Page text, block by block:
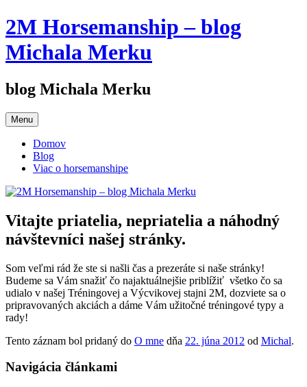
Preskočiť
na
obsah
2M Horsemanship – blog
Michala Merku
blog Michala Merku
Menu
Domov
Blog
Viac o horsemanshipe
Vitajte priatelia, nepriatelia a náhodný
návštevníci našej stránky.
Som veľmi rád že ste si našli čas a prezeráte si naše stránky!
Budeme sa Vám snažiť čo najaktuálnejšie priblížiť všetko čo sa
udialo v našej Tréningovej a Výcvikovej stajni 2M, dozviete sa o
pripravovaných akciách a dáme Vám užitočné tréningové typy a
rady!
Tento záznam bol pridaný do O mne dňa 22. júna 2012 od Michal.
Navigácia článkami